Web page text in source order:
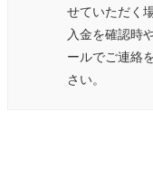
せていただく
入金を確認時
ールでご連絡
さい。